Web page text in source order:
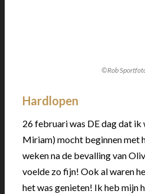
©Rob
Hardlopen
26 februari was DE dag dat ik
Miriam) mocht beginnen met
weken na de bevalling van
voelde zo fijn! Ook al waren
het was genieten! Ik heb mijn